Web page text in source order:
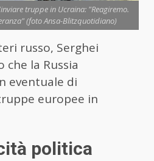
truppe in Ucraina: "Reagiremo.
(foto Ansa-Blitzquotidiano)
russo, Serghei
che la Russia
eventuale di
europee in
politica